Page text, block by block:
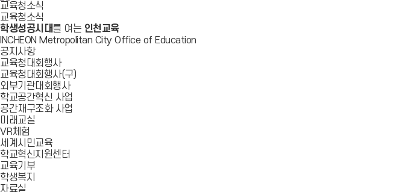
교육청소식
교육청소식
학생성공시대를 여는 인천교육
INCHEON Metropolitan City Office of Education
공지사항
교육청대회행사
교육청대회행사(구)
외부기관대회행사
학교공간혁신 사업
공간재구조화 사업
미래교실
VR체험
세계시민교육
학교혁신지원센터
교육기부
학생복지
자료실